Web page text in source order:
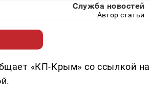
Служба новостей
Автор статьи
«КП-Крым» со ссылкой на